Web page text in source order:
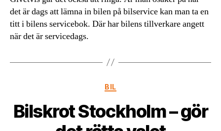
det är dags att lämna in bilen på bilservice kan man ta en
titt i bilens servicebok. Där har bilens tillverkare angett
när det är servicedags.
Kategorier
BIL
Bilskrot Stockholm – gör